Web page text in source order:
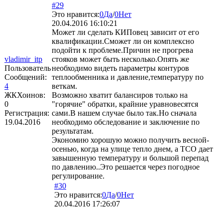
vladimir_itp
Пользователь
Сообщений:
4
ЖКХоинов:
0
Регистрация:
19.04.2016
#29
Это нравится:0Да/0Нет
20.04.2016 16:10:21
Может ли сделать КИПовец зависит от его
квалификации.Сможет ли он комплексно
подойти к проблеме.Причин не прогрева
стояков может быть несколько.Опять же
необходимо видеть параметры контуров
теплообменника и давление,температуру по
веткам.
Возможно хватит балансиров только на
"горячие" обратки, крайние уравновесятся
сами.В нашем случае было так.Но сначала
необходимо обследование и заключение по
результатам.
Экономию хорошую можно получить весной-
осенью, когда на улице тепло днем, а ТСО дает
завышенную температуру и большой перепад
по давлению..Это решается через погодное
регулирование.
#30
Это нравится:0Да/0Нет
20.04.2016 17:26:07